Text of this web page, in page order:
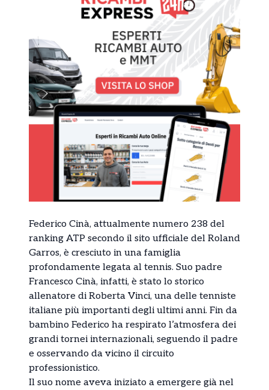
Federico Cinà, attualmente numero 238 del
ranking ATP secondo il sito ufficiale del Roland
Garros, è cresciuto in una famiglia
profondamente legata al tennis. Suo padre
Francesco Cinà, infatti, è stato lo storico
allenatore di Roberta Vinci, una delle tenniste
italiane più importanti degli ultimi anni. Fin da
bambino Federico ha respirato l’atmosfera dei
grandi tornei internazionali, seguendo il padre
e osservando da vicino il circuito
professionistico.
Il suo nome aveva iniziato a emergere già nel